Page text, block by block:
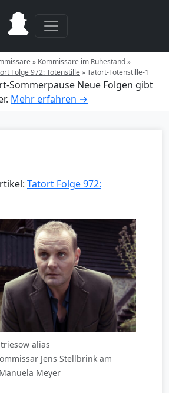
» Kommissare im Ruhestand»
Folge 972: Totenstille»Tatort-Totenstille-1
Sommerpause Neue Folgen gibt
Mehr erfahren →
Tatort Folge 972:
alias
Jens Stellbrink am
Meyer